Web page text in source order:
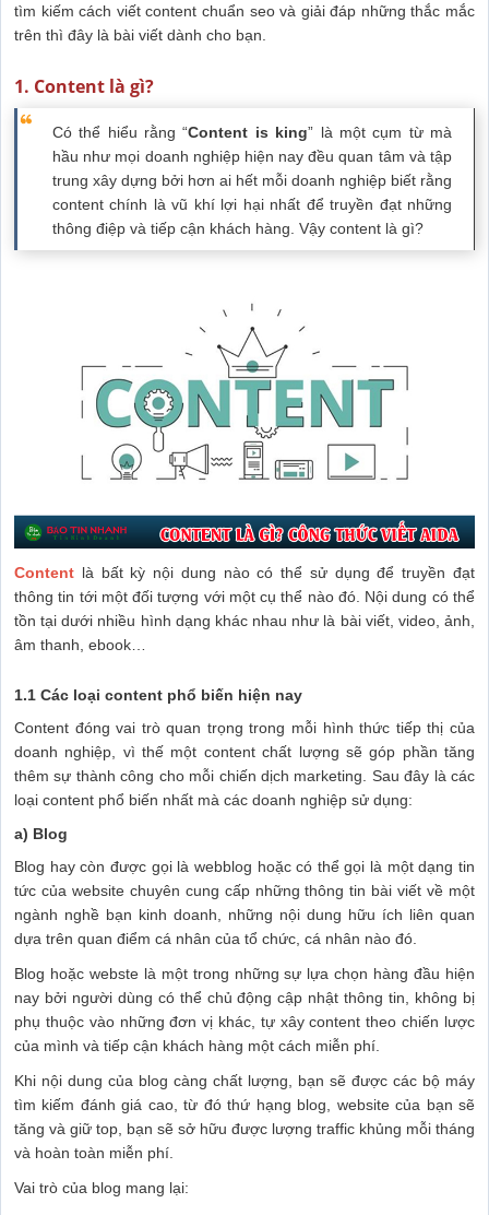
tìm kiếm cách viết content chuẩn seo và giải đáp những thắc mắc
trên thì đây là bài viết dành cho bạn.
1. Content là gì?
Có thể hiểu rằng “Content is king” là một cụm từ mà
hầu như mọi doanh nghiệp hiện nay đều quan tâm và tập
trung xây dựng bởi hơn ai hết mỗi doanh nghiệp biết rằng
content chính là vũ khí lợi hại nhất để truyền đạt những
thông điệp và tiếp cận khách hàng. Vậy content là gì?
Content là bất kỳ nội dung nào có thể sử dụng để truyền đạt
thông tin tới một đối tượng với một cụ thể nào đó. Nội dung có thể
tồn tại dưới nhiều hình dạng khác nhau như là bài viết, video, ảnh,
âm thanh, ebook…
1.1 Các loại content phổ biến hiện nay
Content đóng vai trò quan trọng trong mỗi hình thức tiếp thị của
doanh nghiệp, vì thế một content chất lượng sẽ góp phần tăng
thêm sự thành công cho mỗi chiến dịch marketing. Sau đây là các
loại content phổ biến nhất mà các doanh nghiệp sử dụng:
a) Blog
Blog hay còn được gọi là webblog hoặc có thể gọi là một dạng tin
tức của website chuyên cung cấp những thông tin bài viết về một
ngành nghề bạn kinh doanh, những nội dung hữu ích liên quan
dựa trên quan điểm cá nhân của tổ chức, cá nhân nào đó.
Blog hoặc webste là một trong những sự lựa chọn hàng đầu hiện
nay bởi người dùng có thể chủ động cập nhật thông tin, không bị
phụ thuộc vào những đơn vị khác, tự xây content theo chiến lược
của mình và tiếp cận khách hàng một cách miễn phí.
Khi nội dung của blog càng chất lượng, bạn sẽ được các bộ máy
tìm kiếm đánh giá cao, từ đó thứ hạng blog, website của bạn sẽ
tăng và giữ top, bạn sẽ sở hữu được lượng traffic khủng mỗi tháng
và hoàn toàn miễn phí.
Vai trò của blog mang lại: